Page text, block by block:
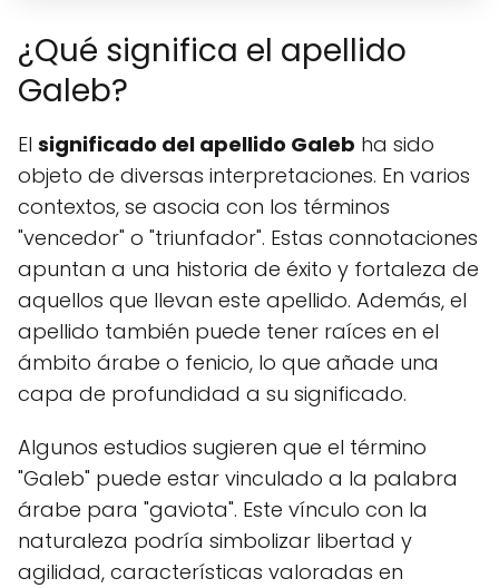
¿Qué significa el apellido
Galeb?
El significado del apellido Galeb ha sido
objeto de diversas interpretaciones. En varios
contextos, se asocia con los términos
"vencedor" o "triunfador". Estas connotaciones
apuntan a una historia de éxito y fortaleza de
aquellos que llevan este apellido. Además, el
apellido también puede tener raíces en el
ámbito árabe o fenicio, lo que añade una
capa de profundidad a su significado.
Algunos estudios sugieren que el término
"Galeb" puede estar vinculado a la palabra
árabe para "gaviota". Este vínculo con la
naturaleza podría simbolizar libertad y
agilidad, características valoradas en